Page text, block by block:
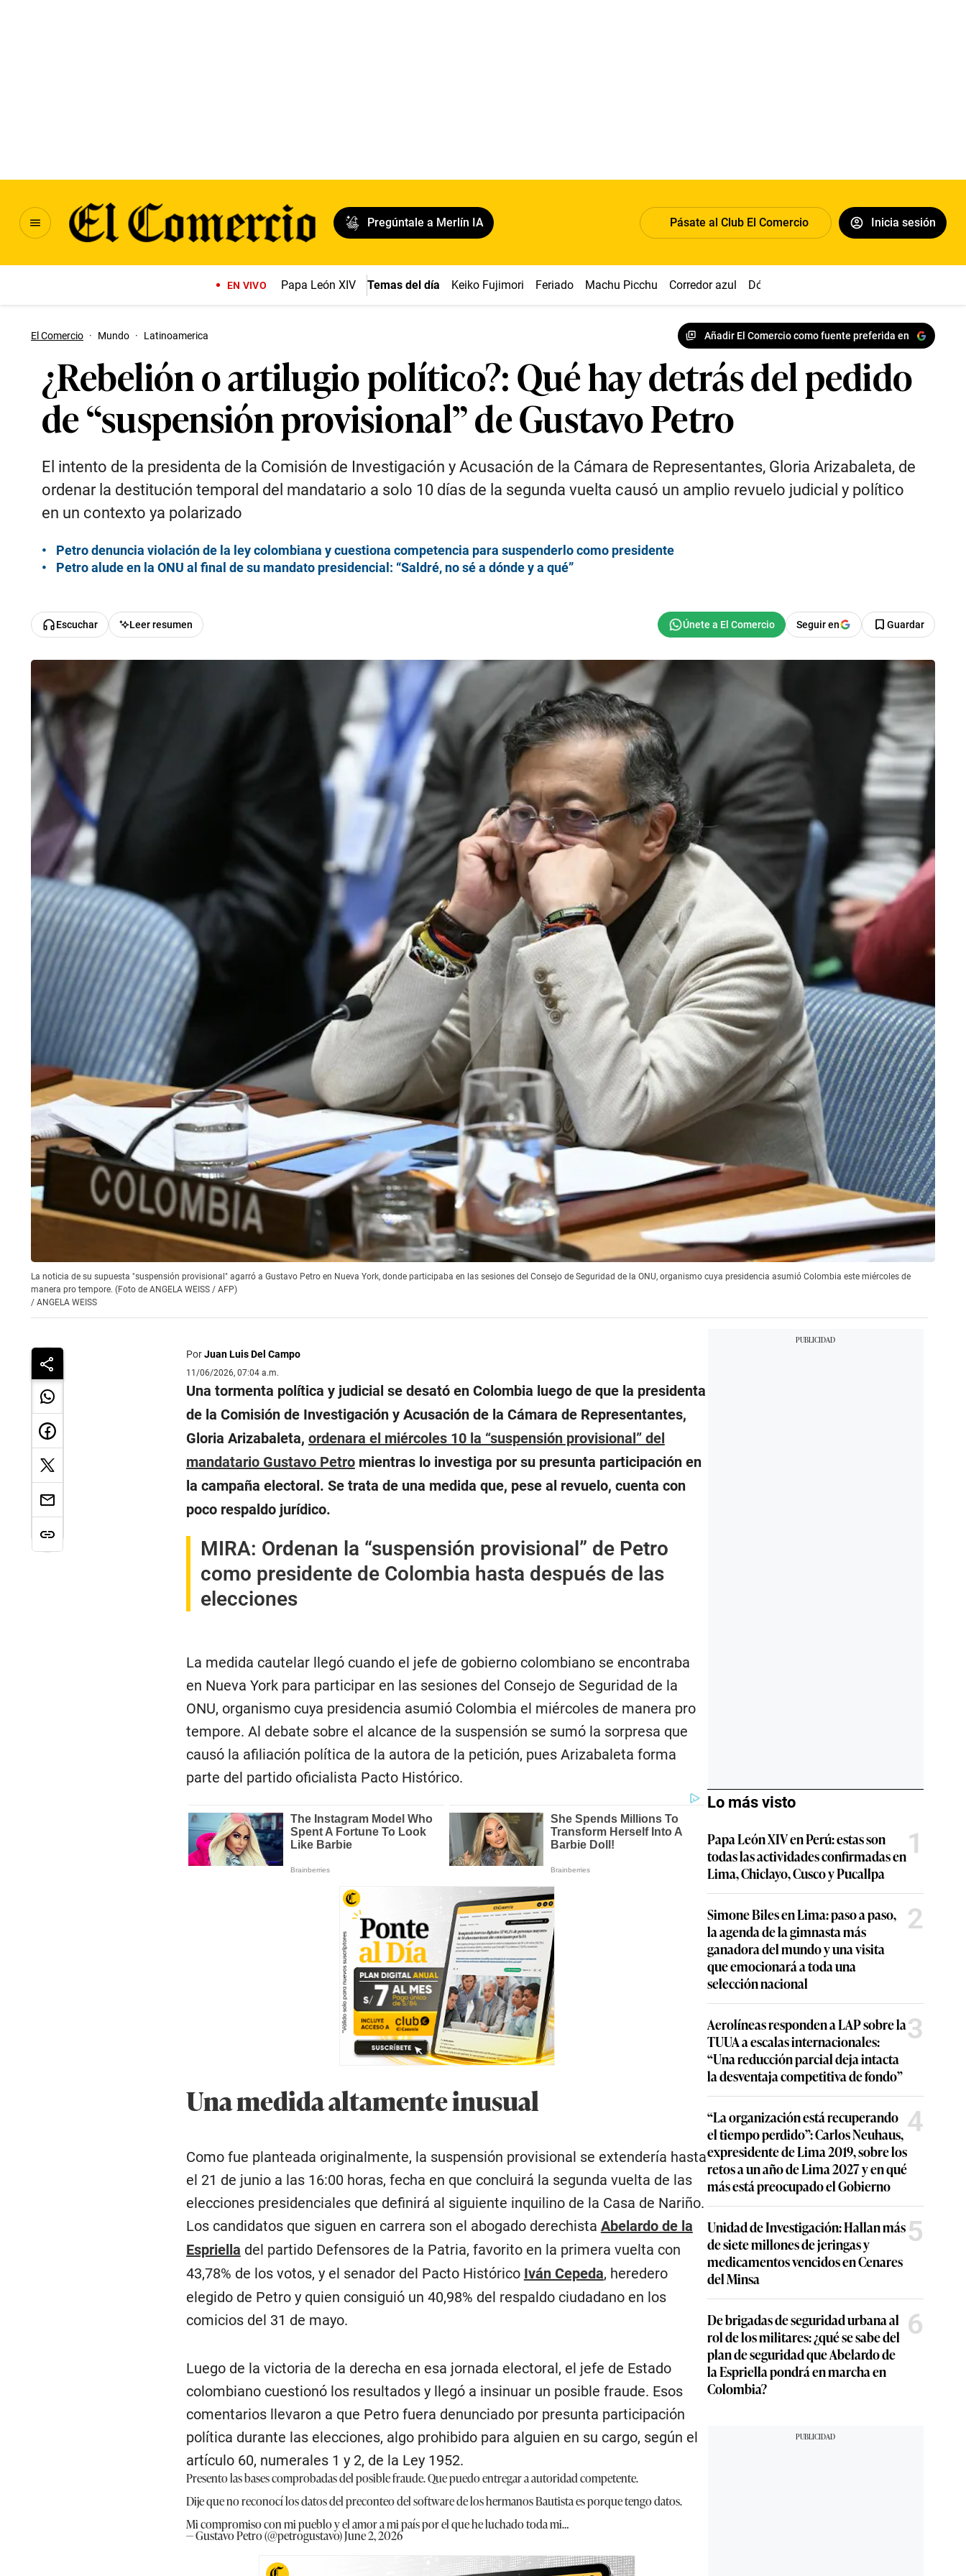
Pregúntale a Merlín IA Pásate al Club El Comercio Inicia sesión
EN VIVO Papa León XIV Temas del día Keiko Fujimori Feriado Machu Picchu Corredor azul Dólar
El Comercio · Mundo · Latinoamerica Añadir El Comercio como fuente preferida en
¿Rebelión o artilugio político?: Qué hay detrás del pedido
de “suspensión provisional” de Gustavo Petro
El intento de la presidenta de la Comisión de Investigación y Acusación de la Cámara de Representantes, Gloria Arizabaleta, de
ordenar la destitución temporal del mandatario a solo 10 días de la segunda vuelta causó un amplio revuelo judicial y político
en un contexto ya polarizado
Petro denuncia violación de la ley colombiana y cuestiona competencia para suspenderlo como presidente
Petro alude en la ONU al final de su mandato presidencial: “Saldré, no sé a dónde y a qué”
Escuchar Leer resumen Seguir en Guardar
La noticia de su supuesta "suspensión provisional" agarró a Gustavo Petro en Nueva York, donde participaba en las sesiones del Consejo de Seguridad de la ONU, organismo cuya presidencia asumió Colombia este miércoles de
manera pro tempore. (Foto de ANGELA WEISS / AFP)
/ ANGELA WEISS
PorJuan Luis Del Campo
11/06/2026, 07:04 a.m.
Una tormenta política y judicial se desató en Colombia luego de que la presidenta
de la Comisión de Investigación y Acusación de la Cámara de Representantes,
Gloria Arizabaleta, ordenara el miércoles 10 la “suspensión provisional” del
mandatario Gustavo Petromientras lo investiga por su presunta participación en
la campaña electoral. Se trata de una medida que, pese al revuelo, cuenta con
poco respaldo jurídico.
MIRA: Ordenan la “suspensión provisional” de Petro
como presidente de Colombia hasta después de las
elecciones
La medida cautelar llegó cuando el jefe de gobierno colombiano se encontraba
en Nueva York para participar en las sesiones del Consejo de Seguridad de la
ONU, organismo cuya presidencia asumió Colombia el miércoles de manera pro
tempore. Al debate sobre el alcance de la suspensión se sumó la sorpresa que
causó la afiliación política de la autora de la petición, pues Arizabaleta forma
parte del partido oficialista Pacto Histórico.
Una medida altamente inusual
Como fue planteada originalmente, la suspensión provisional se extendería hasta
el 21 de junio a las 16:00 horas, fecha en que concluirá la segunda vuelta de las
elecciones presidenciales que definirá al siguiente inquilino de la Casa de Nariño.
Los candidatos que siguen en carrera son el abogado derechista Abelardo de la
Espriella del partido Defensores de la Patria, favorito en la primera vuelta con
43,78% de los votos, y el senador del Pacto Histórico Iván Cepeda, heredero
elegido de Petro y quien consiguió un 40,98% del respaldo ciudadano en los
comicios del 31 de mayo.
Luego de la victoria de la derecha en esa jornada electoral, el jefe de Estado
colombiano cuestionó los resultados y llegó a insinuar un posible fraude. Esos
comentarios llevaron a que Petro fuera denunciado por presunta participación
política durante las elecciones, algo prohibido para alguien en su cargo, según el
artículo 60, numerales 1 y 2, de la Ley 1952.
Presento las bases comprobadas del posible fraude. Que puedo entregar a autoridad competente.
Dije que no reconocí los datos del preconteo del software de los hermanos Bautista es porque tengo datos.
Mi compromiso con mi pueblo y el amor a mi país por el que he luchado toda mi…
— Gustavo Petro (@petrogustavo)June 2, 2026
Lo más visto
Papa León XIV en Perú: estas son
todas las actividades confirmadas en
Lima, Chiclayo, Cusco y Pucallpa
1
Simone Biles en Lima: paso a paso,
la agenda de la gimnasta más
ganadora del mundo y una visita
que emocionará a toda una
selección nacional
2
Aerolíneas responden a LAP sobre la
TUUA a escalas internacionales:
“Una reducción parcial deja intacta
la desventaja competitiva de fondo”
3
“La organización está recuperando
el tiempo perdido”: Carlos Neuhaus,
expresidente de Lima 2019, sobre los
retos a un año de Lima 2027 y en qué
más está preocupado el Gobierno
4
Unidad de Investigación: Hallan más
de siete millones de jeringas y
medicamentos vencidos en Cenares
del Minsa
5
De brigadas de seguridad urbana al
rol de los militares: ¿qué se sabe del
plan de seguridad que Abelardo de
la Espriella pondrá en marcha en
Colombia?
6